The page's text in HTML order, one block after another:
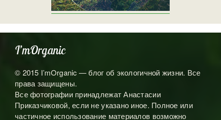
I’mOrganic
© 2015 I’mOrganic — блог об экологичной жизни. Все
права защищены.
Все фотографии принадлежат Анастасии
Приказчиковой, если не указано иное. Полное или
частичное использование материалов возможно